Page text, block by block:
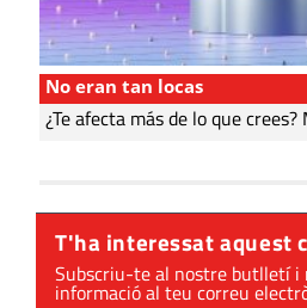
No eran tan locas
¿Te afecta más de lo que
T'ha interessat aquest
Subscriu-te al nostre butlletí i
informació al teu correu